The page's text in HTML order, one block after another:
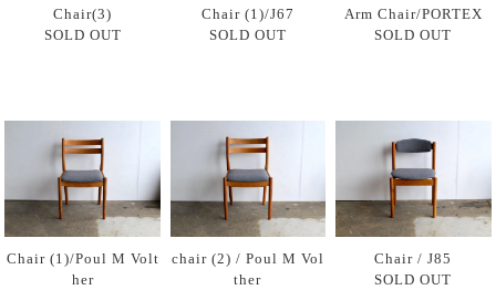
Chair(3)
SOLD OUT
Chair (1)/J67
SOLD OUT
Arm Chair/PORTEX
SOLD OUT
Chair (1)/Poul M Volt
her
chair (2) / Poul M Vol
ther
Chair / J85
SOLD OUT